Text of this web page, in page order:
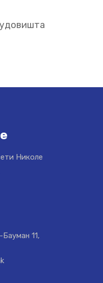
Николе
11,